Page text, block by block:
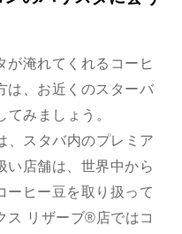
が淹れてくれるコーヒ
は、お近くのスターバ
みましょう。
、スタバ内のプレミア
い店舗は、世界中から
ーヒー豆を取り扱って
ス リザーブ®店ではコ